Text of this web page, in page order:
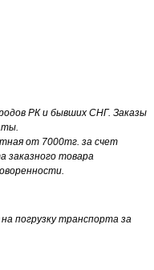
РК и бывших СНГ. Заказы
от 7000тг. за счет
заказного товара
погрузку транспорта за